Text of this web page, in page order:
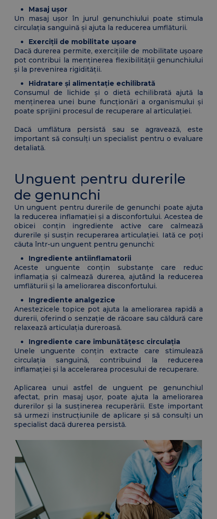
Masaj ușor
Un masaj ușor în jurul genunchiului poate stimula
circulația sanguină și ajuta la reducerea umflăturii.
Exerciții de mobilitate ușoare
Dacă durerea permite, exercițiile de mobilitate ușoare
pot contribui la menținerea flexibilității genunchiului
și la prevenirea rigidității.
Hidratare și alimentație echilibrată
Consumul de lichide și o dietă echilibrată ajută la
menținerea unei bune funcționări a organismului și
poate sprijini procesul de recuperare al articulației.
Dacă umflătura persistă sau se agravează, este
important să consulți un specialist pentru o evaluare
detaliată.
Unguent pentru durerile
de genunchi
Un unguent pentru durerile de genunchi poate ajuta
la reducerea inflamației și a disconfortului. Acestea de
obicei conțin ingrediente active care calmează
durerile și susțin recuperarea articulației. Iată ce poți
căuta într-un unguent pentru genunchi:
Ingrediente antiinflamatorii
Aceste unguente conțin substanțe care reduc
inflamația și calmează durerea, ajutând la reducerea
umflăturii și la ameliorarea disconfortului.
Ingrediente analgezice
Anestezicele topice pot ajuta la ameliorarea rapidă a
durerii, oferind o senzație de răcoare sau căldură care
relaxează articulația dureroasă.
Ingrediente care îmbunătățesc circulația
Unele unguente conțin extracte care stimulează
circulația sanguină, contribuind la reducerea
inflamației și la accelerarea procesului de recuperare.
Aplicarea unui astfel de unguent pe genunchiul
afectat, prin masaj ușor, poate ajuta la ameliorarea
durerilor și la susținerea recuperării. Este important
să urmezi instrucțiunile de aplicare și să consulți un
specialist dacă durerea persistă.